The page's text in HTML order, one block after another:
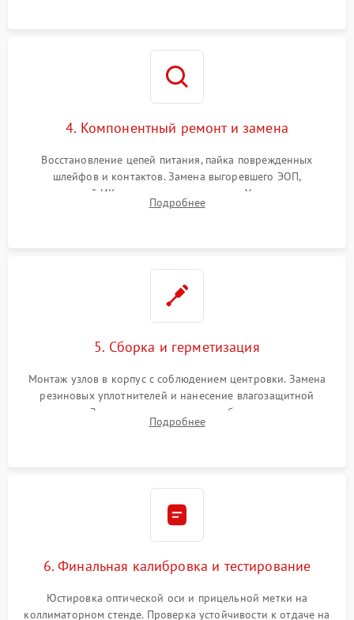
4. Компонентный ремонт и замена
Восстановление цепей питания, пайка поврежденных
шлейфов и контактов. Замена выгоревшего ЭОП,
неисправной ИК-подсветки или матрицы. Ультразвуковая
очистка плат и удаление загрязнений с линз объектива и
Подробнее
5. Сборка и герметизация
Монтаж узлов в корпус с соблюдением центровки. Замена
резиновых уплотнителей и нанесение влагозащитной
смазки. Заполнение внутреннего объема прицела
осушенным азотом для предотвращения запотевания оптики
Подробнее
6. Финальная калибровка и тестирование
Юстировка оптической оси и прицельной метки на
коллиматорном стенде. Проверка устойчивости к отдаче на